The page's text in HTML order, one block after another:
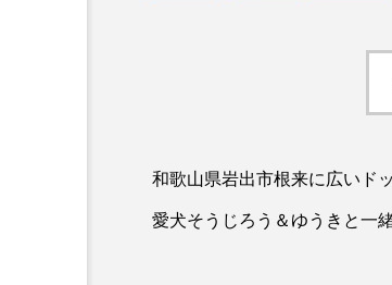
和歌山県岩出市根来に広いド
愛犬そうじろう＆ゆうきと一